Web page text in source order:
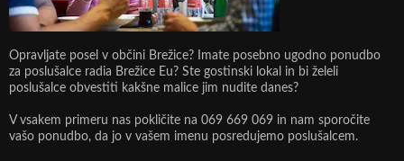
Opravljate posel v občini Brežice? Imate posebno ugodno ponudbo
za poslušalce radia Brežice Eu? Ste gostinski lokal in bi želeli
poslušalce obvestiti kakšne malice jim nudite danes?
V vsakem primeru nas pokličite na 069 669 069 in nam sporočite
vašo ponudbo, da jo v vašem imenu posredujemo poslušalcem.